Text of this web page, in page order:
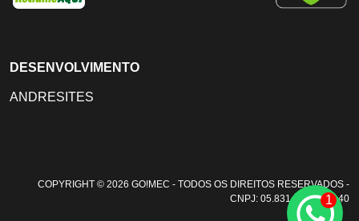
DESENVOLVIMENTO
ANDRESITES
COPYRIGHT © 2026 GO!MEC - TODOS OS DIREITOS RESERVADOS -
CNPJ: 05.831.108/0001-40
1